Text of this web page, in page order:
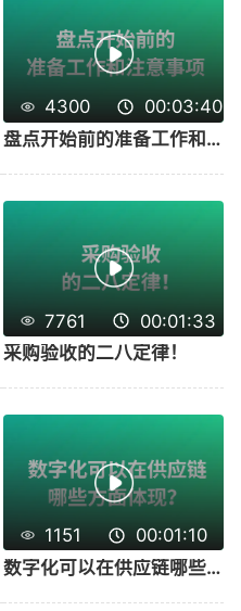
4300
00:03:40
盘点开始前的准备工作和注意事项！
7761
00:01:33
采购验收的二八定律！
1151
00:01:10
数字化可以在供应链哪些方面体现？